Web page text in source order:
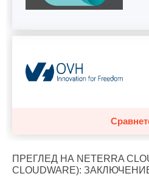
ПРЕГЛЕД НА NETERRA
CLOUDWARE):